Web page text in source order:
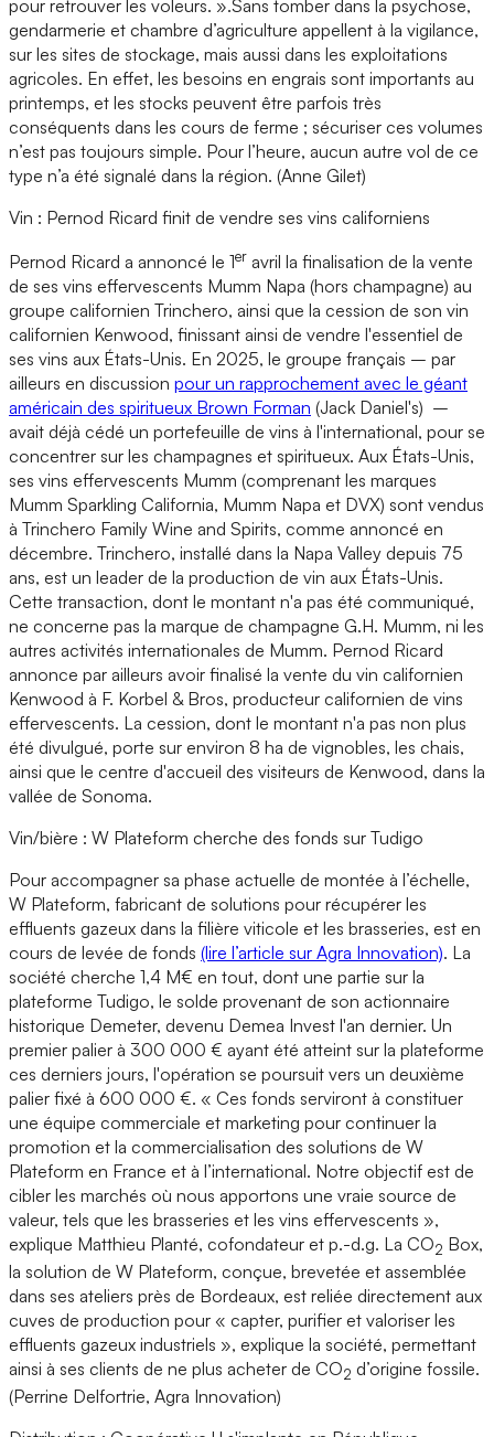
pour retrouver les voleurs. ».Sans tomber dans la psychose,
gendarmerie et chambre d’agriculture appellent à la vigilance,
sur les sites de stockage, mais aussi dans les exploitations
agricoles. En effet, les besoins en engrais sont importants au
printemps, et les stocks peuvent être parfois très
conséquents dans les cours de ferme ; sécuriser ces volumes
n’est pas toujours simple. Pour l’heure, aucun autre vol de ce
type n’a été signalé dans la région. (Anne Gilet)
Vin : Pernod Ricard finit de vendre ses vins californiens
Pernod Ricard a annoncé le 1er avril la finalisation de la vente
de ses vins effervescents Mumm Napa (hors champagne) au
groupe californien Trinchero, ainsi que la cession de son vin
californien Kenwood, finissant ainsi de vendre l'essentiel de
ses vins aux États-Unis. En 2025, le groupe français – par
ailleurs en discussion pour un rapprochement avec le géant
américain des spiritueux Brown Forman (Jack Daniel's) –
avait déjà cédé un portefeuille de vins à l'international, pour se
concentrer sur les champagnes et spiritueux. Aux États-Unis,
ses vins effervescents Mumm (comprenant les marques
Mumm Sparkling California, Mumm Napa et DVX) sont vendus
à Trinchero Family Wine and Spirits, comme annoncé en
décembre. Trinchero, installé dans la Napa Valley depuis 75
ans, est un leader de la production de vin aux États-Unis.
Cette transaction, dont le montant n'a pas été communiqué,
ne concerne pas la marque de champagne G.H. Mumm, ni les
autres activités internationales de Mumm. Pernod Ricard
annonce par ailleurs avoir finalisé la vente du vin californien
Kenwood à F. Korbel & Bros, producteur californien de vins
effervescents. La cession, dont le montant n'a pas non plus
été divulgué, porte sur environ 8 ha de vignobles, les chais,
ainsi que le centre d'accueil des visiteurs de Kenwood, dans la
vallée de Sonoma.
Vin/bière : W Plateform cherche des fonds sur Tudigo
Pour accompagner sa phase actuelle de montée à l’échelle,
W Plateform, fabricant de solutions pour récupérer les
effluents gazeux dans la filière viticole et les brasseries, est en
cours de levée de fonds (lire l’article sur Agra Innovation). La
société cherche 1,4 M€ en tout, dont une partie sur la
plateforme Tudigo, le solde provenant de son actionnaire
historique Demeter, devenu Demea Invest l'an dernier. Un
premier palier à 300 000 € ayant été atteint sur la plateforme
ces derniers jours, l'opération se poursuit vers un deuxième
palier fixé à 600 000 €. « Ces fonds serviront à constituer
une équipe commerciale et marketing pour continuer la
promotion et la commercialisation des solutions de W
Plateform en France et à l’international. Notre objectif est de
cibler les marchés où nous apportons une vraie source de
valeur, tels que les brasseries et les vins effervescents »,
explique Matthieu Planté, cofondateur et p.-d.g. La CO2 Box,
la solution de W Plateform, conçue, brevetée et assemblée
dans ses ateliers près de Bordeaux, est reliée directement aux
cuves de production pour « capter, purifier et valoriser les
effluents gazeux industriels », explique la société, permettant
ainsi à ses clients de ne plus acheter de CO2 d’origine fossile.
(Perrine Delfortrie, Agra Innovation)